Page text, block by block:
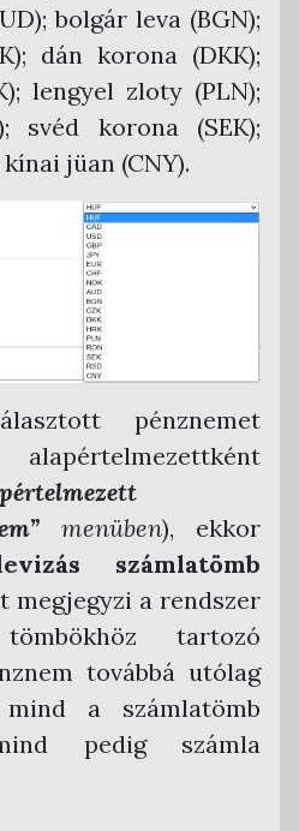
bolgár leva (BGN);
dán korona (DKK);
lengyel zloty (PLN);
svéd korona (SEK);
jüan (CNY).
pénznemet
menüben), ekkor
számlatömb
megjegyzi a rendszer
tartozó
továbbá utólag
a számlatömb
pedig számla